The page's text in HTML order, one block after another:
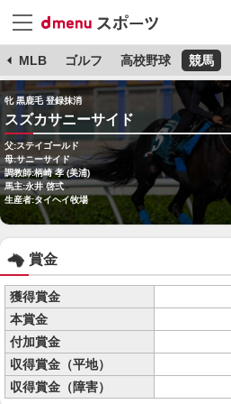
MLB ゴルフ 高校野球 競馬
牝 黒鹿毛 登録抹消
スズカサニーサイド
父:ステイゴールド
母:サニーサイド
調教師:柄崎 孝 (美浦)
馬主:永井 啓弍
生産者:タイヘイ牧場
賞金
獲得賞金
本賞金
付加賞金
収得賞金（平地）
収得賞金（障害）